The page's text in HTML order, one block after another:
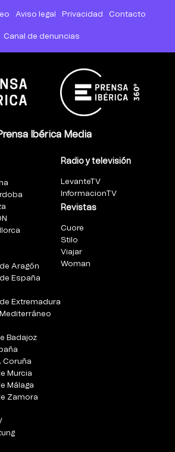
Aviso legal Privacidad Contacto
Canal de denuncias
Ibérica Media
Aragón
España
Extremadura
Badajoz
Coruña
Murcia
Málaga
Zamora
Radio y televisión
LevanteTV
InformacionTV
Revistas
Cuore
Stilo
Viajar
Woman